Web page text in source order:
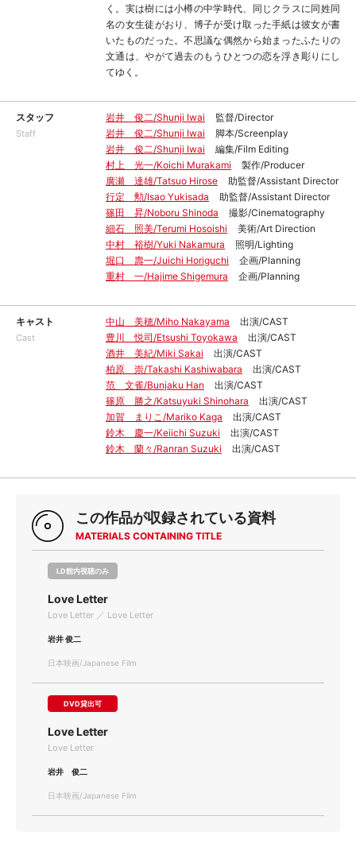
く。実は樹には小樽の中学時代、同じクラスに同姓同
名の女生徒がおり、博子が受け取った手紙は彼女が書
いたものだった。不思議な偶然から始まったふたりの
文通は、やがて過去のもうひとつの恋を浮き彫りにし
てゆく。
スタッフ
Staff
岩井 俊二/Shunji Iwai
監督/Director
岩井 俊二/Shunji Iwai
脚本/Screenplay
岩井 俊二/Shunji Iwai
編集/Film Editing
村上 光一/Koichi Murakami
製作/Producer
廣瀬 達雄/Tatsuo Hirose
助監督/Assistant Director
行定 勲/Isao Yukisada
助監督/Assistant Director
篠田 昇/Noboru Shinoda
撮影/Cinematography
細石 照美/Terumi Hosoishi
美術/Art Direction
中村 裕樹/Yuki Nakamura
照明/Lighting
堀口 壽一/Juichi Horiguchi
企画/Planning
重村 一/Hajime Shigemura
企画/Planning
キャスト
Cast
中山 美穂/Miho Nakayama
出演/CAST
豊川 悦司/Etsushi Toyokawa
出演/CAST
酒井 美紀/Miki Sakai
出演/CAST
柏原 崇/Takashi Kashiwabara
出演/CAST
范 文雀/Bunjaku Han
出演/CAST
篠原 勝之/Katsuyuki Shinohara
出演/CAST
加賀 まりこ/Mariko Kaga
出演/CAST
鈴木 慶一/Keiichi Suzuki
出演/CAST
鈴木 蘭々/Ranran Suzuki
出演/CAST
この作品が収録されている資料
MATERIALS CONTAINING TITLE
LD館内視聴のみ
Love Letter
Love Letter ／ Love Letter
岩井 俊二
日本映画/Japanese Film
DVD貸出可
Love Letter
Love Letter
岩井 俊二
日本映画/Japanese Film